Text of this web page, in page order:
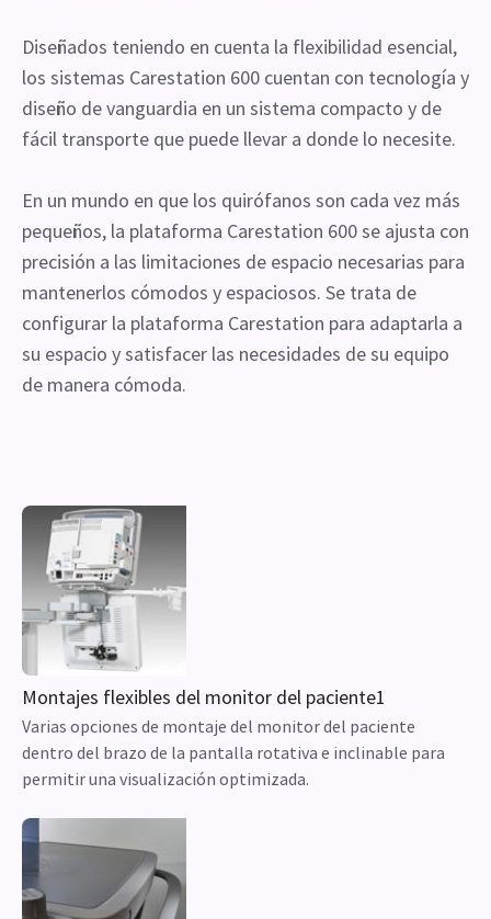
Diseñados teniendo en cuenta la flexibilidad esencial,
los sistemas Carestation 600 cuentan con tecnología y
diseño de vanguardia en un sistema compacto y de
fácil transporte que puede llevar a donde lo necesite.
En un mundo en que los quirófanos son cada vez más
pequeños, la plataforma Carestation 600 se ajusta con
precisión a las limitaciones de espacio necesarias para
mantenerlos cómodos y espaciosos. Se trata de
configurar la plataforma Carestation para adaptarla a
su espacio y satisfacer las necesidades de su equipo
de manera cómoda.
Montajes flexibles del monitor del paciente1
Varias opciones de montaje del monitor del paciente
dentro del brazo de la pantalla rotativa e inclinable para
permitir una visualización optimizada.